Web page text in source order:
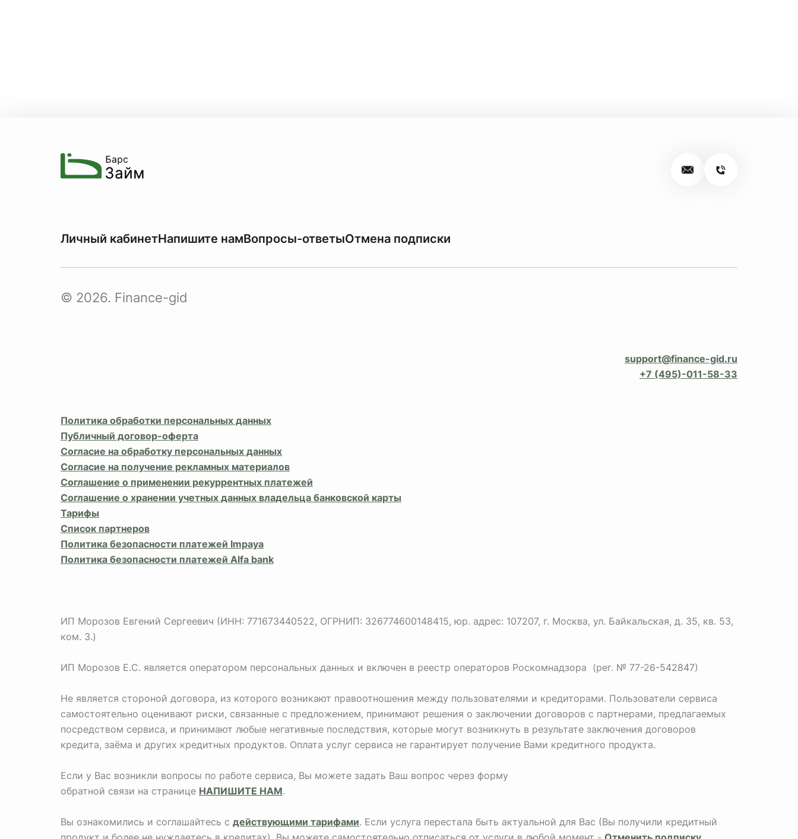
Личный кабинетНапишите намВопросы-ответыОтмена подписки
© 2026. Finance-gid
support@finance-gid.ru
+7 (495)-011-58-33
Политика обработки персональных данных
Публичный договор-оферта
Согласие на обработку персональных данных
Согласие на получение рекламных материалов
Соглашение о применении рекуррентных платежей
Соглашение о хранении учетных данных владельца банковской карты
Тарифы
Список партнеров
Политика безопасности платежей Impaya
Политика безопасности платежей Alfa bank
ИП Морозов Евгений Сергеевич (ИНН: 771673440522, ОГРНИП: 326774600148415, юр. адрес: 107207, г. Москва, ул. Байкальская, д. 35, кв. 53,
ком. 3.)
ИП Морозов Е.С. является оператором персональных данных и включен в реестр операторов Роскомнадзора (рег. № 77-26-542847)
Не является стороной договора, из которого возникают правоотношения между пользователями и кредиторами. Пользователи сервиса
самостоятельно оценивают риски, связанные с предложением, принимают решения о заключении договоров с партнерами, предлагаемых
посредством сервиса, и принимают любые негативные последствия, которые могут возникнуть в результате заключения договоров
кредита, заёма и других кредитных продуктов. Оплата услуг сервиса не гарантирует получение Вами кредитного продукта.
Если у Вас возникли вопросы по работе сервиса, Вы можете задать Ваш вопрос через форму
обратной связи на странице НАПИШИТЕ НАМ.
Вы ознакомились и соглашайтесь с действующими тарифами. Если услуга перестала быть актуальной для Вас (Вы получили кредитный